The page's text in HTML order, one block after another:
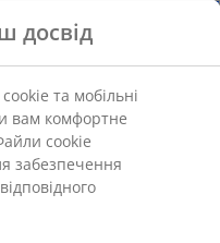
підходить для
речей. Кошик
перероблений), що
досвід
та мобільні
вам комфортне
cookie
забезпечення